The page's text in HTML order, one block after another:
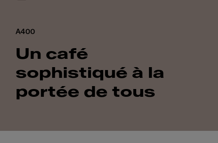
A400
Un café
sophistiqué à la
portée de tous